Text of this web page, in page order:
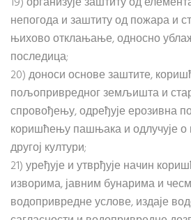
непогода и заштиту од пожара и
њихово отклањање, односно
последица;
20) доноси основе заштите,
пољопривредног земљишта и
спровођењу, одређује ерозивна
коришћењу пашњака и одлучује
другој култури;
21) уређује и утврђује начин
изворима, јавним бунарима и
водопривредне услове, издаје